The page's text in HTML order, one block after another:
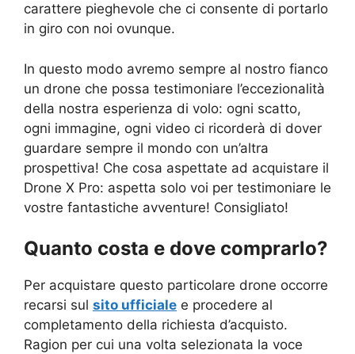
carattere pieghevole che ci consente di portarlo
in giro con noi ovunque.
In questo modo avremo sempre al nostro fianco
un drone che possa testimoniare l’eccezionalità
della nostra esperienza di volo: ogni scatto,
ogni immagine, ogni video ci ricorderà di dover
guardare sempre il mondo con un’altra
prospettiva! Che cosa aspettate ad acquistare il
Drone X Pro: aspetta solo voi per testimoniare le
vostre fantastiche avventure! Consigliato!
Quanto costa e dove comprarlo?
Per acquistare questo particolare drone occorre
recarsi sul sito ufficiale e procedere al
completamento della richiesta d’acquisto.
Ragion per cui una volta selezionata la voce